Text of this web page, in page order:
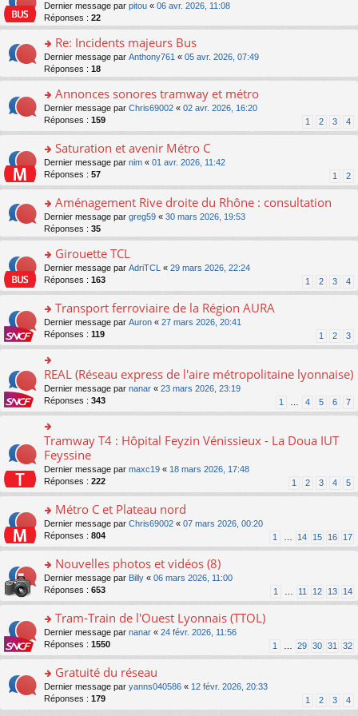
c
e
nt
pl
u
ré
c
e
nt
n
o
n
lu
le
pl
u
ré
c
e
nt
s
a
e
n
o
n
lu
le
pl
u
ré
c
e
nt
er
le
m
e
s
s
a
e
n
o
n
lu
le
pl
ré
c
e
nt
o
n
s
ult
er
le
m
e
s
s
a
g
e
n
o
n
le
pl
u
ré
c
e
nt
Dernier message par pitou « 06 avr. 2026, 11:08
Réponses : 22
o
n
s
ult
er
le
s
s
a
g
e
n
o
n
le
pl
u
s
ré
c
e
nt
Re: Incidents majeurs Bus
Dernier message par Anthony761 « 05 avr. 2026, 07:49
Réponses : 18
o
n
s
ult
er
le
m
e
s
s
a
g
e
n
o
le
pl
u
s
ré
c
e
nt
Annonces sonores tramway et métro
Dernier message par Chris69002 « 02 avr. 2026, 16:20
Réponses : 159 1 2 3 4
o
n
s
ult
er
le
m
s
s
a
g
e
n
o
le
pl
u
s
ré
c
e
nt
Saturation et avenir Métro C
Dernier message par nim « 01 avr. 2026, 11:42
Réponses : 57 1 2
o
n
s
ult
er
le
s
s
a
g
e
n
o
n
pl
u
s
ré
c
e
Aménagement Rive droite du Rhône : consultation
Dernier message par greg59 « 30 mars 2026, 19:53
Réponses : 35
o
n
s
ult
er
le
m
e
s
s
a
g
e
n
o
n
lu
le
pl
u
s
ré
c
Girouette TCL
Dernier message par AdriTCL « 29 mars 2026, 22:24
Réponses : 163 1 2 3 4
o
n
s
ult
er
le
m
e
s
s
g
e
n
lu
le
pl
u
s
ré
c
Transport ferroviaire de la Région AURA
Dernier message par Auron « 27 mars 2026, 20:41
Réponses : 119 1 2 3
o
n
s
er
le
m
e
s
s
a
g
e
n
o
n
lu
le
pl
u
ré
c
e
nt
REAL (Réseau express de l'aire métropolitaine lyonnaise)
Dernier message par nanar « 23 mars 2026, 23:19
Réponses : 343 1 4 5 6 7
o
n
ult
er
le
m
e
s
s
a
g
e
n
o
n
lu
le
pl
s
ré
c
Tramway T4 : Hôpital Feyzin Vénissieux - La Doua IUT
Feyssine
Dernier message par maxc19 « 18 mars 2026, 17:48
Réponses : 222 1 2 3 4 5
o
n
s
ult
er
le
m
e
s
s
a
g
n
o
n
Métro C et Plateau nord
Dernier message par Chris69002 « 07 mars 2026, 00:20
Réponses : 804 1 14 15 16 17
o
n
s
ult
er
le
m
e
s
s
a
g
Nouvelles photos et vidéos (8)
Dernier message par Billy « 06 mars 2026, 11:00
Réponses : 653 1 11 12 13 14
o
n
s
ult
er
le
m
Tram-Train de l'Ouest Lyonnais (TTOL)
Dernier message par nanar « 24 févr. 2026, 11:56
Réponses : 1550 1 29 30 31 32
o
n
s
Gratuité du réseau
Dernier message par yanns040586 « 12 févr. 2026, 20:33
Réponses : 179 1 2 3 4